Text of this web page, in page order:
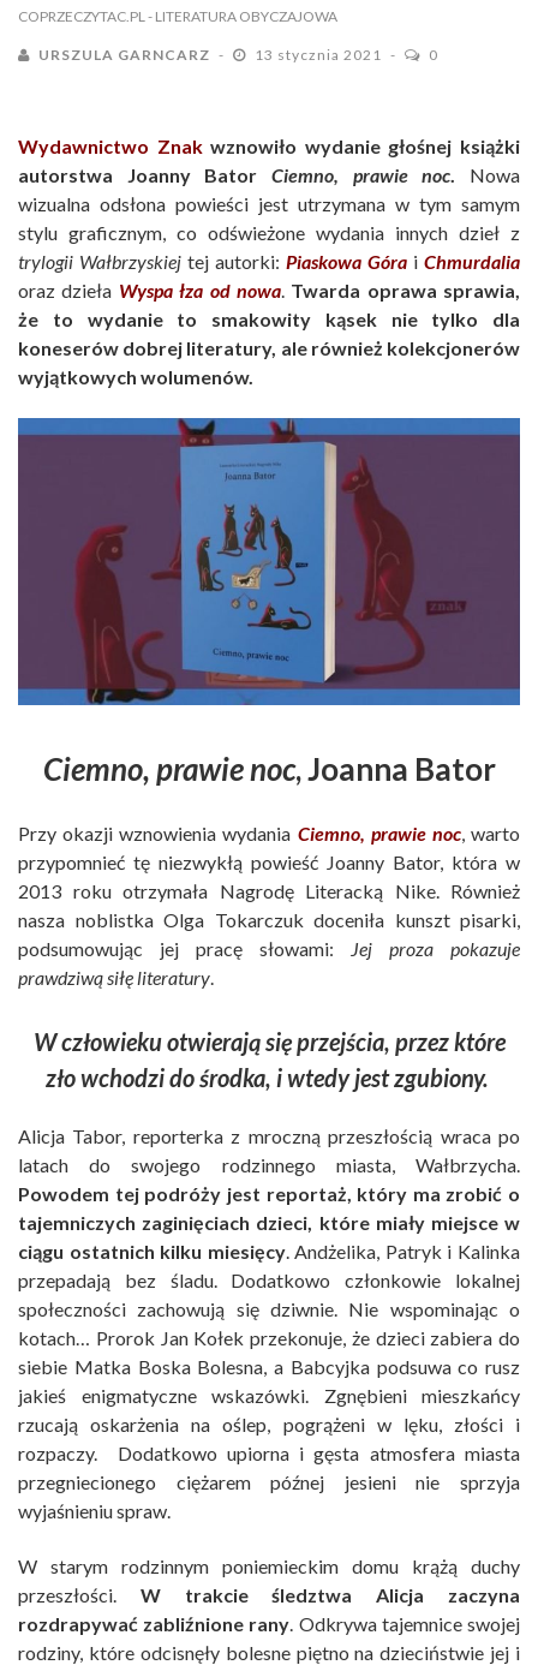
COPRZECZYTAC.PL - LITERATURA OBYCZAJOWA
URSZULA GARNCARZ 13 stycznia 2021 0
Wydawnictwo Znakwznowiło wydanie głośnej książki
autorstwa Joanny Bator Ciemno, prawie noc. Nowa
wizualna odsłona powieści jest utrzymana w tym samym
stylu graficznym, co odświeżone wydania innych dzieł z
trylogii Wałbrzyskiej tej autorki: Piaskowa Góra i Chmurdalia
oraz dzieła Wyspa łza od nowa.Twarda oprawa sprawia,
że to wydanie to smakowity kąsek nie tylko dla
koneserów dobrej literatury, ale również kolekcjonerów
wyjątkowych wolumenów.
Ciemno, prawie noc, Joanna Bator
Przy okazji wznowienia wydania Ciemno, prawie noc, warto
przypomnieć tę niezwykłą powieść Joanny Bator, która w
2013 roku otrzymała Nagrodę Literacką Nike. Również
nasza noblistka Olga Tokarczuk doceniła kunszt pisarki,
podsumowując jej pracę słowami:
Jej proza pokazuje
prawdziwą siłę literatury.
W człowieku otwierają się przejścia, przez które
zło wchodzi do środka, i wtedy jest zgubiony.
Alicja Tabor, reporterka z mroczną przeszłością wraca po
latach do swojego rodzinnego miasta, Wałbrzycha.
Powodem tej podróży jest reportaż, który ma zrobić o
tajemniczych zaginięciach dzieci, które miały miejsce w
ciągu ostatnich kilku miesięcy. Andżelika, Patryk i Kalinka
przepadają bez śladu. Dodatkowo członkowie lokalnej
społeczności zachowują się dziwnie. Nie wspominając o
kotach… Prorok Jan Kołek przekonuje, że dzieci zabiera do
siebie Matka Boska Bolesna, a Babcyjka podsuwa co rusz
jakieś enigmatyczne wskazówki. Zgnębieni mieszkańcy
rzucają oskarżenia na oślep, pogrążeni w lęku, złości i
rozpaczy. Dodatkowo upiorna i gęsta atmosfera miasta
przegniecionego ciężarem późnej jesieni nie sprzyja
wyjaśnieniu spraw.
W starym rodzinnym poniemieckim domu krążą duchy
przeszłości. W trakcie śledztwa Alicja zaczyna
rozdrapywać zabliźnione rany. Odkrywa tajemnice swojej
rodziny, które odcisnęły bolesne piętno na dzieciństwie jej i